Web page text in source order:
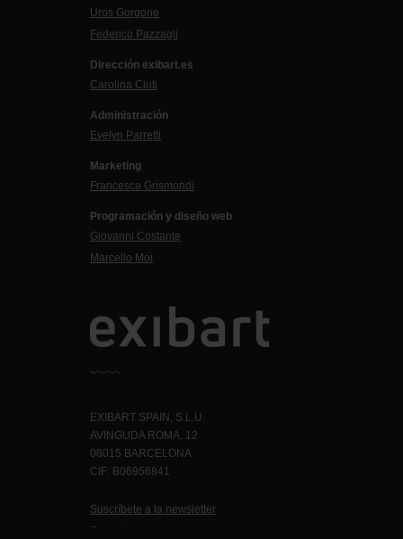
Uros Gorgone
Federico Pazzagli
Dirección exibart.es
Carolina Ciuti
Administración
Evelyn Parretti
Marketing
Francesca Grismondi
Programación y diseño web
Giovanni Costante
Marcello Moi
EXIBART SPAIN, S.L.U.
AVINGUDA ROMA, 12
08015 BARCELONA
CIF: B06956841
Suscríbete a la newsletter
Contacto